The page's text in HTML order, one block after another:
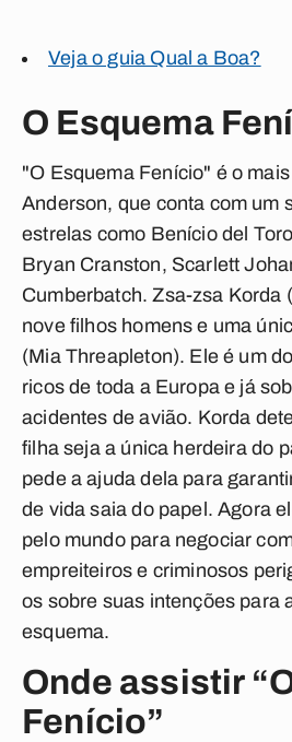
Veja o guia Qual a Boa?
O Esquema
"O Esquema Fenício" é o
Anderson, que conta com um
estrelas como Benício del
Bryan Cranston, Scarlett
Cumberbatch. Zsa-zsa Korda
nove filhos homens e uma
(Mia Threapleton). Ele é um
ricos de toda a Europa e já
acidentes de avião. Korda
filha seja a única herdeira do
pede a ajuda dela para
de vida saia do papel. Agora
pelo mundo para negociar
empreiteiros e criminosos
os sobre suas intenções para
esquema.
Onde assistir
Fenício”